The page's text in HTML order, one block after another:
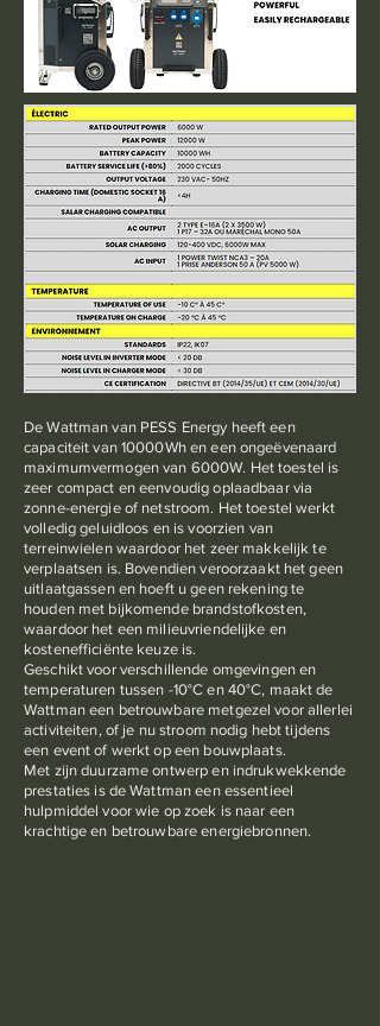
De Wattman van PESS Energy heeft een
capaciteit van 10000Wh en een ongeëvenaard
maximumvermogen van 6000W. Het toestel is
zeer compact en eenvoudig oplaadbaar via
zonne-energie of netstroom. Het toestel werkt
volledig geluidloos en is voorzien van
terreinwielen waardoor het zeer makkelijk te
verplaatsen is. Bovendien veroorzaakt het geen
uitlaatgassen en hoeft u geen rekening te
houden met bijkomende brandstofkosten,
waardoor het een milieuvriendelijke en
kostenefficiënte keuze is.
Geschikt voor verschillende omgevingen en
temperaturen tussen -10°C en 40°C, maakt de
Wattman een betrouwbare metgezel voor allerlei
activiteiten, of je nu stroom nodig hebt tijdens
een event of werkt op een bouwplaats.
Met zijn duurzame ontwerp en indrukwekkende
prestaties is de Wattman een essentieel
hulpmiddel voor wie op zoek is naar een
krachtige en betrouwbare energiebronnen.